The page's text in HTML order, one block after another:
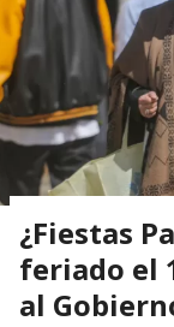
¿Fiestas
feriado el
al